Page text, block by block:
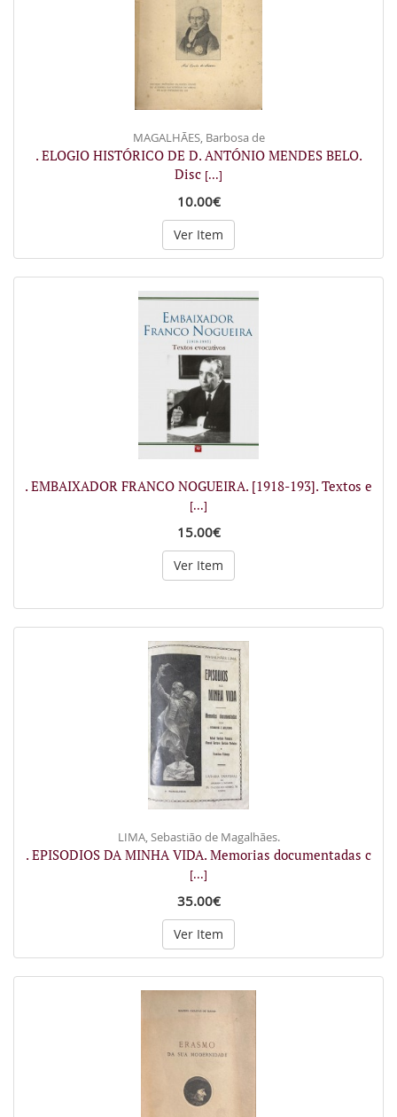
MAGALHÃES, Barbosa de
. ELOGIO HISTÓRICO DE D. ANTÓNIO MENDES BELO.
Disc [...]
10.00€
Ver Item
. EMBAIXADOR FRANCO NOGUEIRA. [1918-193]. Textos e
[...]
15.00€
Ver Item
LIMA, Sebastião de Magalhães.
. EPISODIOS DA MINHA VIDA. Memorias documentadas c
[...]
35.00€
Ver Item